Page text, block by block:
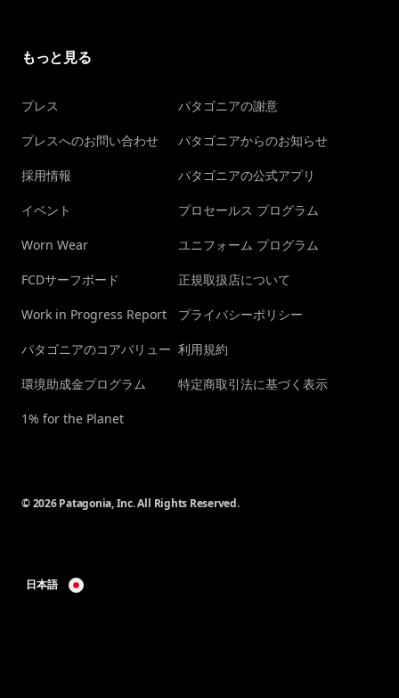
もっと見る
プレス
プレスへのお問い合わせ
採用情報
イベント
Worn Wear
FCDサーフボード
Work in Progress Report
パタゴニアのコアバリュー
環境助成金プログラム
1% for the Planet
パタゴニアの謝意
パタゴニアからのお知らせ
パタゴニアの公式アプリ
プロセールス プログラム
ユニフォーム プログラム
正規取扱店について
プライバシーポリシー
利用規約
特定商取引法に基づく表示
© 2026 Patagonia, Inc. All Rights Reserved.
日本語